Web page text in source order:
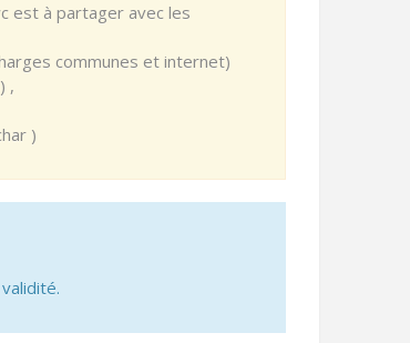
est à partager avec les
communes et internet)
,
)